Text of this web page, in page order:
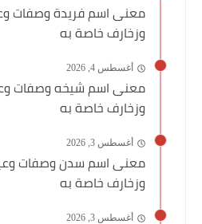
معنى اسم فريدة وصفات
وزخارف خاصة به
أغسطس 4, 2026
معنى اسم شيخه وصفات
وزخارف خاصة به
أغسطس 3, 2026
معنى اسم سدن وصفات
وزخارف خاصة به
أغسطس 3, 2026